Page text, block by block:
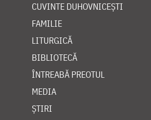
CUVINTE DUHOVNICEȘTI
FAMILIE
LITURGICĂ
BIBLIOTECĂ
ÎNTREABĂ PREOTUL
MEDIA
ȘTIRI